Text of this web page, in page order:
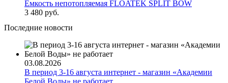
Ёмкость непотопляемая FLOATEK SPLIT BOW
3 480 руб.
Последние новости
03.08.2026
В период 3-16 августа интернет - магазин «Академии
Белой Воды» не работает